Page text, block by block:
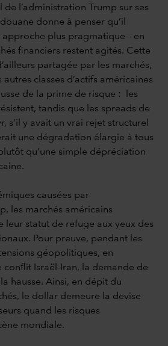
l’administration Trump sur ses
donne à penser qu’il
plus pragmatique – en
financiers restent agités. Cette
partagée par les marchés,
classes d’actifs américaines
de la prime de risque : les
tandis que les spreads de
s’il y avait un vrai rejet structurel
une dégradation élargie à tous
qu’une simple dépréciation
causées par
les marchés américains
leur statut de refuge aux yeux des
Pour preuve, pendant les
géopolitiques, en
Israël-Iran, la demande de
hausse. Ainsi, en dépit du
le dollar demeure la devise
quand les risques
mondiale.